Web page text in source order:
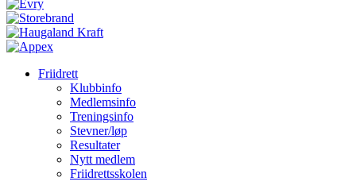
Friidrett
Klubbinfo
Medlemsinfo
Treningsinfo
Stevner/løp
Resultater
Nytt medlem
Friidrettsskolen